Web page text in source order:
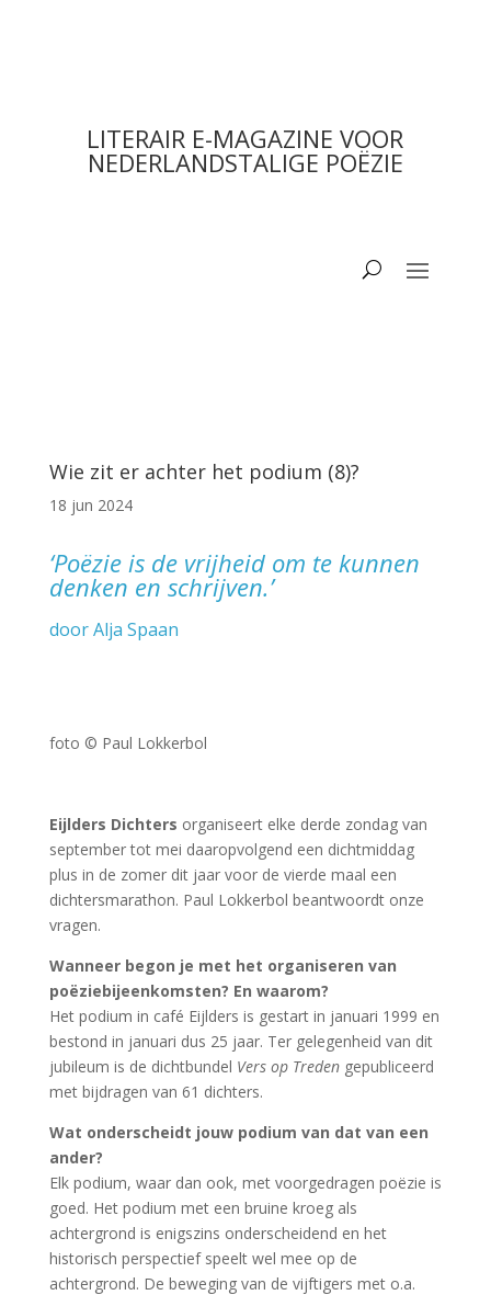
LITERAIR E-MAGAZINE VOOR
NEDERLANDSTALIGE POËZIE
Wie zit er achter het podium (8)?
18 jun 2024
‘Poëzie is de vrijheid om te kunnen
denken en schrijven.’
door Alja Spaan
foto © Paul Lokkerbol
Eijlders Dichters organiseert elke derde zondag van
september tot mei daaropvolgend een dichtmiddag
plus in de zomer dit jaar voor de vierde maal een
dichtersmarathon. Paul Lokkerbol beantwoordt onze
vragen.
Wanneer begon je met het organiseren van
poëziebijeenkomsten? En waarom?
Het podium in café Eijlders is gestart in januari 1999 en
bestond in januari dus 25 jaar. Ter gelegenheid van dit
jubileum is de dichtbundel Vers op Tredengepubliceerd
met bijdragen van 61 dichters.
Wat onderscheidt jouw podium van dat van een
ander?
Elk podium, waar dan ook, met voorgedragen poëzie is
goed. Het podium met een bruine kroeg als
achtergrond is enigszins onderscheidend en het
historisch perspectief speelt wel mee op de
achtergrond. De beweging van de vijftigers met o.a.